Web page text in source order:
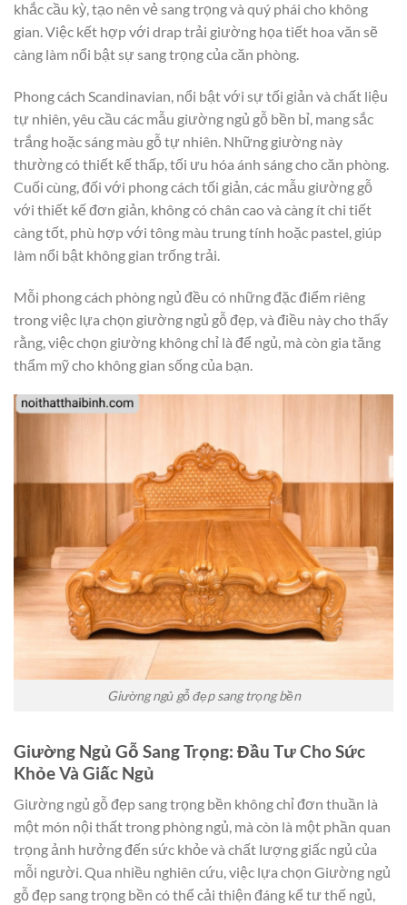
khắc cầu kỳ, tạo nên vẻ sang trọng và quý phái cho không
gian. Việc kết hợp với drap trải giường họa tiết hoa văn sẽ
càng làm nổi bật sự sang trọng của căn phòng.
Phong cách Scandinavian, nổi bật với sự tối giản và chất liệu
tự nhiên, yêu cầu các mẫu giường ngủ gỗ bền bỉ, mang sắc
trắng hoặc sáng màu gỗ tự nhiên. Những giường này
thường có thiết kế thấp, tối ưu hóa ánh sáng cho căn phòng.
Cuối cùng, đối với phong cách tối giản, các mẫu giường gỗ
với thiết kế đơn giản, không có chân cao và càng ít chi tiết
càng tốt, phù hợp với tông màu trung tính hoặc pastel, giúp
làm nổi bật không gian trống trải.
Mỗi phong cách phòng ngủ đều có những đặc điểm riêng
trong việc lựa chọn giường ngủ gỗ đẹp, và điều này cho thấy
rằng, việc chọn giường không chỉ là để ngủ, mà còn gia tăng
thẩm mỹ cho không gian sống của bạn.
Giường ngủ gỗ đẹp sang trọng bền
Giường Ngủ Gỗ Sang Trọng: Đầu Tư Cho Sức
Khỏe Và Giấc Ngủ
Giường ngủ gỗ đẹp sang trọng bền không chỉ đơn thuần là
một món nội thất trong phòng ngủ, mà còn là một phần quan
trọng ảnh hưởng đến sức khỏe và chất lượng giấc ngủ của
mỗi người. Qua nhiều nghiên cứu, việc lựa chọn Giường ngủ
gỗ đẹp sang trọng bền có thể cải thiện đáng kể tư thế ngủ,